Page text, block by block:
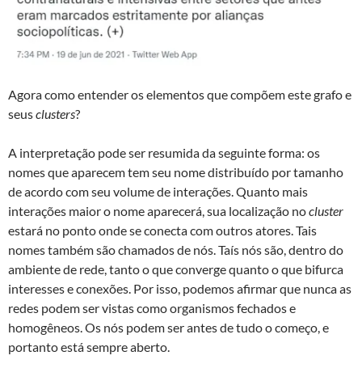
Agora como entender os elementos que compõem este grafo e
seusclusters?
A interpretação pode ser resumida da seguinte forma: os
nomes que aparecem tem seu nome distribuído por tamanho
de acordo com seu volume de interações. Quanto mais
interações maior o nome aparecerá, sua localização nocluster
estará no ponto onde se conecta com outros atores. Tais
nomes também são chamados de nós. Taís nós são, dentro do
ambiente de rede, tanto o que converge quanto o que bifurca
interesses e conexões. Por isso, podemos afirmar que nunca as
redes podem ser vistas como organismos fechados e
homogêneos. Os nós podem ser antes de tudo o começo, e
portanto está sempre aberto.